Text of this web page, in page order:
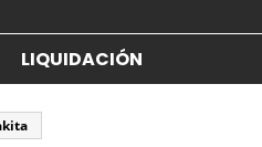
LIQUIDACIÓN